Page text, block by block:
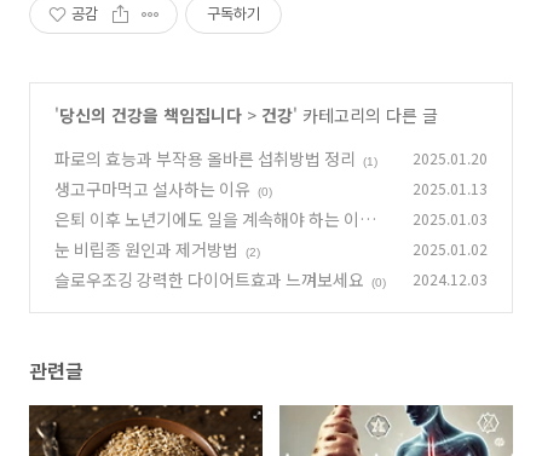
공감 구독하기
'당신의 건강을 책임집니다 > 건강' 카테고리의 다른 글
파로의 효능과 부작용 올바른 섭취방법 정리
(1) 2025.01.20
생고구마먹고 설사하는 이유 (0) 2025.01.13
은퇴 이후 노년기에도 일을 계속해야 하는 이유 7
가지
(2)
2025.01.03
눈 비립종 원인과 제거방법 (2) 2025.01.02
슬로우조깅 강력한 다이어트효과 느껴보세요 (0) 2024.12.03
관련글